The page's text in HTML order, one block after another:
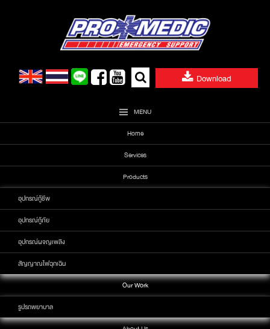
Download
Search
for:
MENU
Home
Services
Products
อุปกรณ์กู้ชีพ
อุปกรณ์กู้ภัย
อุปกรณ์ผจญเพลิง
สัญญาณไฟฉุกเฉิน
Our Work
รูปรถพยาบาล